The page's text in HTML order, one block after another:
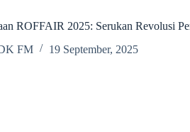
ROFFAIR 2025: Serukan Revolusi
FM
19 September, 2025